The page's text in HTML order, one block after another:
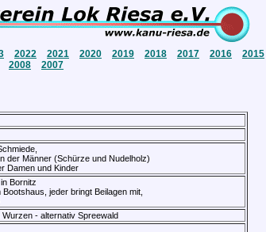
2022 2021 2020 2019 2018 2017 2016
2015
2008 2007
der Männer (Schürze und Nudelholz)
Damen und Kinder
Bornitz
jeder bringt Beilagen mit,
- alternativ Spreewald